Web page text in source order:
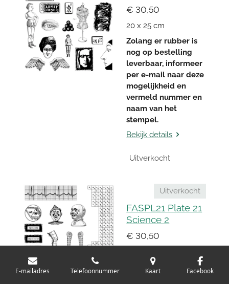
€ 30,50
20 x 25 cm
Zolang er rubber is
nog op bestelling
leverbaar, informeer
per e-mail naar deze
mogelijkheid en
vermeld nummer en
naam van het
stempel.
Bekijk details
Uitverkocht
Uitverkocht
FASPL21 Plate 21
Science 2
€ 30,50
Zolang er rubber is
E-mailadres Telefoonnummer Kaart Facebook